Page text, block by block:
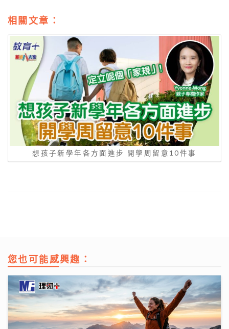
相關文章：
想孩子新學年各方面進步 開學周留意10件事
您也可能感興趣：